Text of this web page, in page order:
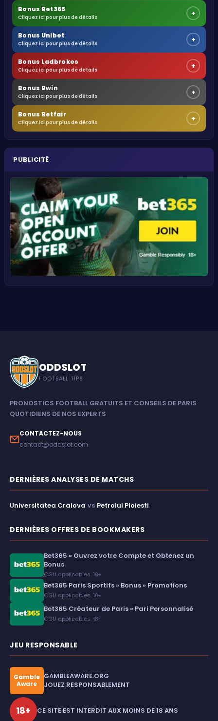
Bonus Bet365
Cliquez ici pour plus de détails +
Bonus Unibet
Cliquez ici pour plus de détails +
Bonus Ladbrokes
Cliquez ici pour plus de détails +
Bonus Bwin
Cliquez ici pour plus de détails +
Bonus Betfair
Cliquez ici pour plus de détails +
PUBLICITÉ
ODDSLOT
FOOTBALL TIPS
PRONOSTICS FOOTBALL GRATUITS ET CONSEILS DE PARIS
QUOTIDIENS DE NOS EXPERTS
CONTACTEZ-NOUS
contact@oddslot.com
DERNIÈRES ANALYSES DE MATCHS
Universitatea Craiova vs Petrolul Ploiesti
DERNIÈRES OFFRES DE BOOKMAKERS
Bet365 » Ouvrez votre Compte et Obtenez un
Bonus
CGU applicables. 18+
Bet365 Paris Sportifs » Bonus » Promotions
CGU applicables. 18+
Bet365 Créateur de Paris » Pari Personnalisé
CGU applicables. 18+
JEU RESPONSABLE
Gamble
Aware
GAMBLEAWARE.ORG
JOUEZ RESPONSABLEMENT
18+ CE SITE EST INTERDIT AUX MOINS DE 18 ANS